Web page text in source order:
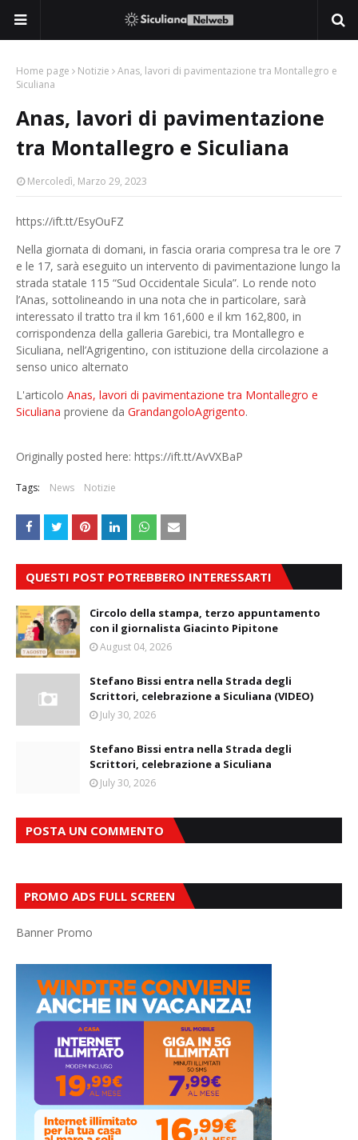
Home page Notizie
Anas, lavori di pavimentazione tra Montallegro e
Siculiana
Anas, lavori di pavimentazione
tra Montallegro e Siculiana
Mercoledì, Marzo 29, 2023
https://ift.tt/EsyOuFZ
Nella giornata di domani, in fascia oraria compresa tra le ore 7
e le 17, sarà eseguito un intervento di pavimentazione lungo la
strada statale 115 “Sud Occidentale Sicula”. Lo rende noto
l’Anas, sottolineando in una nota che in particolare, sarà
interessato il tratto tra il km 161,600 e il km 162,800, in
corrispondenza della galleria Garebici, tra Montallegro e
Siculiana, nell’Agrigentino, con istituzione della circolazione a
senso unico alternato
L'articolo Anas, lavori di pavimentazione tra Montallegro e
Siculiana proviene da GrandangoloAgrigento.
Originally posted here: https://ift.tt/AvVXBaP
Tags: News Notizie
QUESTI POST POTREBBERO INTERESSARTI
Circolo della stampa, terzo appuntamento
con il giornalista Giacinto Pipitone
August 04, 2026
Stefano Bissi entra nella Strada degli
Scrittori, celebrazione a Siculiana (VIDEO)
July 30, 2026
Stefano Bissi entra nella Strada degli
Scrittori, celebrazione a Siculiana
July 30, 2026
POSTA UN COMMENTO
PROMO ADS FULL SCREEN
Banner Promo